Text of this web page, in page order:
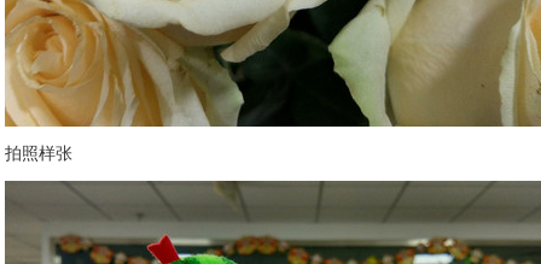
拍照样张